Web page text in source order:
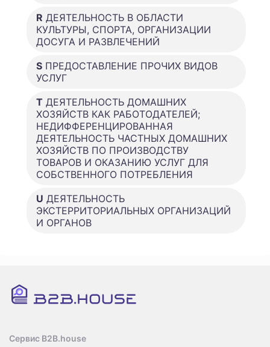
R ДЕЯТЕЛЬНОСТЬ В ОБЛАСТИ
КУЛЬТУРЫ, СПОРТА, ОРГАНИЗАЦИИ
ДОСУГА И РАЗВЛЕЧЕНИЙ
S ПРЕДОСТАВЛЕНИЕ ПРОЧИХ ВИДОВ
УСЛУГ
T ДЕЯТЕЛЬНОСТЬ ДОМАШНИХ
ХОЗЯЙСТВ КАК РАБОТОДАТЕЛЕЙ;
НЕДИФФЕРЕНЦИРОВАННАЯ
ДЕЯТЕЛЬНОСТЬ ЧАСТНЫХ ДОМАШНИХ
ХОЗЯЙСТВ ПО ПРОИЗВОДСТВУ
ТОВАРОВ И ОКАЗАНИЮ УСЛУГ ДЛЯ
СОБСТВЕННОГО ПОТРЕБЛЕНИЯ
U ДЕЯТЕЛЬНОСТЬ
ЭКСТЕРРИТОРИАЛЬНЫХ ОРГАНИЗАЦИЙ
И ОРГАНОВ
Сервис B2B.house